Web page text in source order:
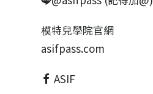
模特兒學院官網
asifpass.com
ASIF